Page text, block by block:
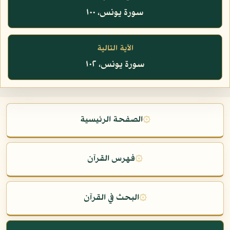
سورة يونس، ١٠٠
الآية التالية
سورة يونس، ١٠٢
۞الصفحة الرئيسية
۞فهرس القرآن
۞البحث في القرآن